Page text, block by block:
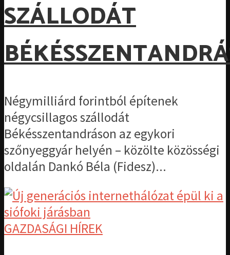
SZÁLLODÁT
Négymilliárd forintból építenek
négycsillagos szállodát
Békésszentandráson az egykori
szőnyeggyár helyén – közölte közösségi
oldalán Dankó Béla (Fidesz)...
GAZDASÁGI HÍREK